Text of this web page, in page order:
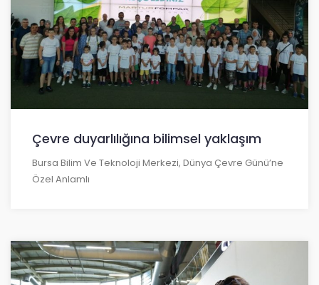
Çevre duyarlılığına bilimsel yaklaşım
Bursa Bilim Ve Teknoloji Merkezi, Dünya Çevre Günü’ne
Özel Anlamlı